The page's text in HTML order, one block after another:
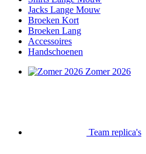
Jacks Lange Mouw
Broeken Kort
Broeken Lang
Accessoires
Handschoenen
Zomer 2026
Team replica's